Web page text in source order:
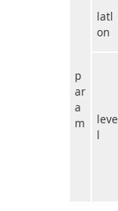
p
ar
a
m
latl
on
leve
l